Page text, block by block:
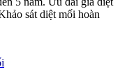
sát diệt mối hoàn